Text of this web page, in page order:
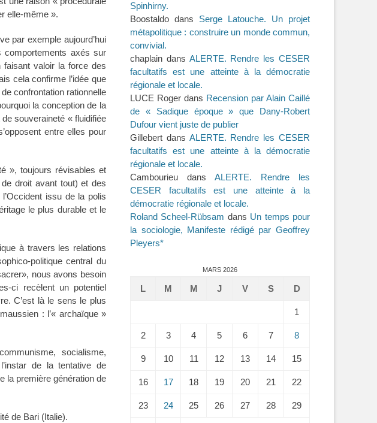
elle-même ».
par exemple aujourd’hui
comportements axés sur
valoir la force des
cela confirme l’idée que
confrontation rationnelle
la conception de la
souveraineté « fluidifiée
entre elles pour
», toujours révisables et
droit avant tout) et des
issu de la polis
le plus durable et le
à travers les relations
politique central du
nous avons besoin
ci recèlent un potentiel
C’est là le sens le plus
: l’« archaïque »
socialisme,
de la tentative de
la première génération de
de Bari (Italie).
Spinhirny.
Boostaldo dans Serge Latouche. Un projet
métapolitique : construire un monde commun,
convivial.
chaplain dans ALERTE. Rendre les CESER
facultatifs est une atteinte à la démocratie
régionale et locale.
LUCE Roger dans Recension par Alain Caillé
de « Sadique époque » que Dany-Robert
Dufour vient juste de publier
Gillebert dans ALERTE. Rendre les CESER
facultatifs est une atteinte à la démocratie
régionale et locale.
Cambourieu dans ALERTE. Rendre les
CESER facultatifs est une atteinte à la
démocratie régionale et locale.
Roland Scheel-Rübsam dans Un temps pour
la sociologie, Manifeste rédigé par Geoffrey
Pleyers*
MARS 2026
L M M J V S D
1
2 3 4 5 6 7 8
9 10 11 12 13 14 15
16 17 18 19 20 21 22
23 24 25 26 27 28 29